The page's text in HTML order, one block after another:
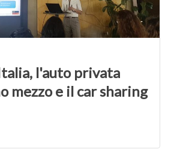
l'auto privata
mezzo e il car sharing